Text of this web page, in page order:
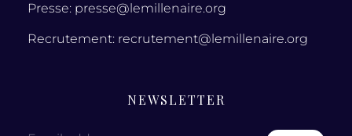
Presse: presse@lemillenaire.org
Recrutement: recrutement@lemillenaire.org
NEWSLETTER